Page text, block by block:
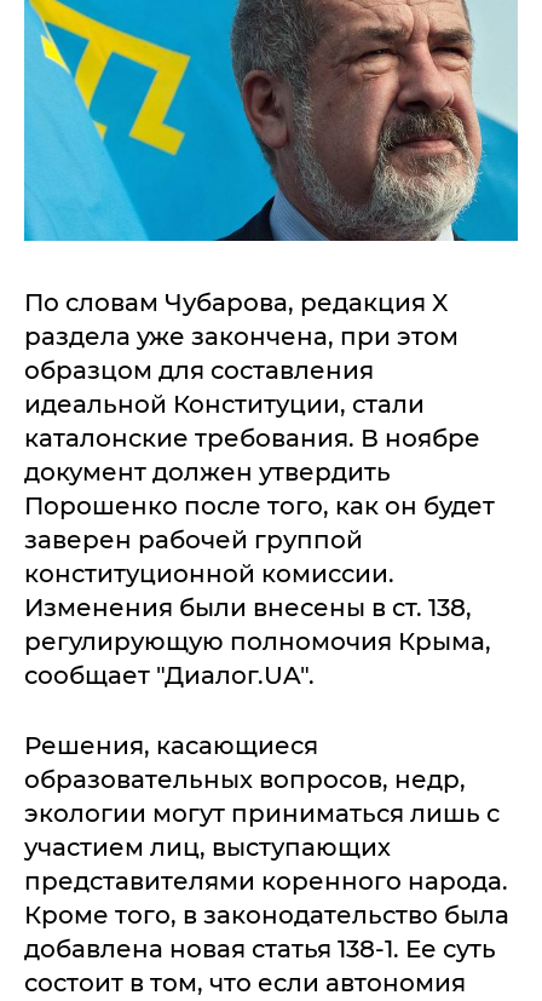
По словам Чубарова, редакция X
раздела уже закончена, при этом
образцом для составления
идеальной Конституции, стали
каталонские требования. В ноябре
документ должен утвердить
Порошенко после того, как он будет
заверен рабочей группой
конституционной комиссии.
Изменения были внесены в ст. 138,
регулирующую полномочия Крыма,
сообщает "Диалог.UA".
Решения, касающиеся
образовательных вопросов, недр,
экологии могут приниматься лишь с
участием лиц, выступающих
представителями коренного народа.
Кроме того, в законодательство была
добавлена новая статья 138-1. Ее суть
состоит в том, что если автономия